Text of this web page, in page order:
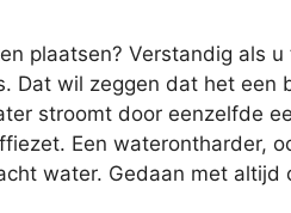
plaatsen? Verstandig als
wil zeggen dat het een
stroomt door eenzelfde
Een waterontharder,
water. Gedaan met altijd